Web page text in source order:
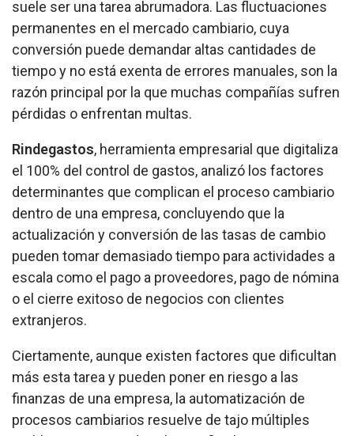
suele ser una tarea abrumadora. Las fluctuaciones
permanentes en el mercado cambiario, cuya
conversión puede demandar altas cantidades de
tiempo y no está exenta de errores manuales, son la
razón principal por la que muchas compañías sufren
pérdidas o enfrentan multas.
Rindegastos, herramienta empresarial que digitaliza
el 100% del control de gastos, analizó los factores
determinantes que complican el proceso cambiario
dentro de una empresa, concluyendo que la
actualización y conversión de las tasas de cambio
pueden tomar demasiado tiempo para actividades a
escala como el pago a proveedores, pago de nómina
o el cierre exitoso de negocios con clientes
extranjeros.
Ciertamente, aunque existen factores que dificultan
más esta tarea y pueden poner en riesgo a las
finanzas de una empresa, la automatización de
procesos cambiarios resuelve de tajo múltiples